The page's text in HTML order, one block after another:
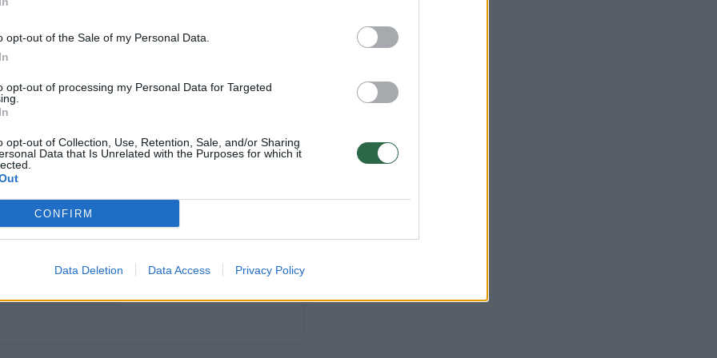
opt-out of the Sale of my Personal Data.
opt-out of processing my Personal Data for Targeted
opt-out of Collection, Use, Retention, Sale, and/or Sharing
Data that Is Unrelated with the Purposes for which it
CONFIRM
Data Deletion Data Access Privacy Policy
žada
vandenį
į jūrą